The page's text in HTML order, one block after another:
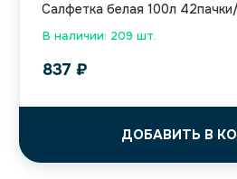
В наличии: 209 шт.
Салфетка белая 100л
837 ₽
ДОБАВИТЬ В